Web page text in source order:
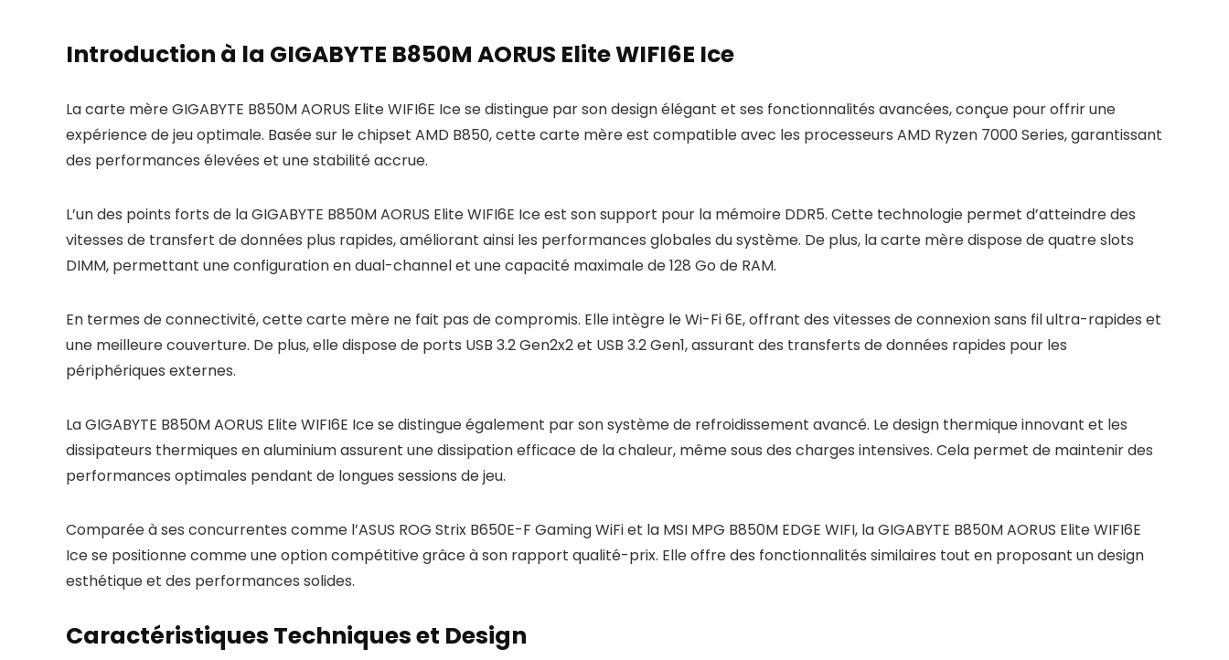
Introduction à la GIGABYTE B850M AORUS Elite WIFI6E Ice
La carte mère GIGABYTE B850M AORUS Elite WIFI6E Ice se distingue par son design élégant et ses fonctionnalités avancées, conçue pour offrir une
expérience de jeu optimale. Basée sur le chipset AMD B850, cette carte mère est compatible avec les processeurs AMD Ryzen 7000 Series, garantissant
des performances élevées et une stabilité accrue.
L’un des points forts de la GIGABYTE B850M AORUS Elite WIFI6E Ice est son support pour la mémoire DDR5. Cette technologie permet d’atteindre des
vitesses de transfert de données plus rapides, améliorant ainsi les performances globales du système. De plus, la carte mère dispose de quatre slots
DIMM, permettant une configuration en dual-channel et une capacité maximale de 128 Go de RAM.
En termes de connectivité, cette carte mère ne fait pas de compromis. Elle intègre le Wi-Fi 6E, offrant des vitesses de connexion sans fil ultra-rapides et
une meilleure couverture. De plus, elle dispose de ports USB 3.2 Gen2x2 et USB 3.2 Gen1, assurant des transferts de données rapides pour les
périphériques externes.
La GIGABYTE B850M AORUS Elite WIFI6E Ice se distingue également par son système de refroidissement avancé. Le design thermique innovant et les
dissipateurs thermiques en aluminium assurent une dissipation efficace de la chaleur, même sous des charges intensives. Cela permet de maintenir des
performances optimales pendant de longues sessions de jeu.
Comparée à ses concurrentes comme l’ASUS ROG Strix B650E-F Gaming WiFi et la MSI MPG B850M EDGE WIFI, la GIGABYTE B850M AORUS Elite WIFI6E
Ice se positionne comme une option compétitive grâce à son rapport qualité-prix. Elle offre des fonctionnalités similaires tout en proposant un design
esthétique et des performances solides.
Caractéristiques Techniques et Design